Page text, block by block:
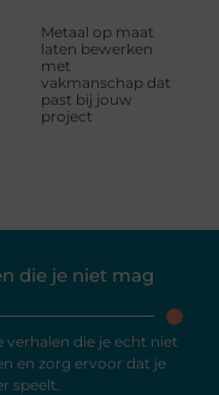
Metaal op maat
laten bewerken
met
vakmanschap dat
past bij jouw
project
die je niet mag
die je echt niet
en zorg ervoor dat je
speelt.